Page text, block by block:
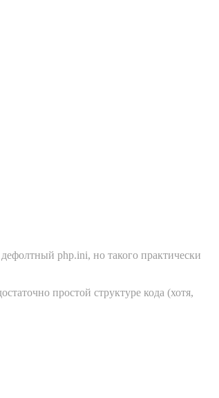
php.ini, но такого практически
простой структуре кода (хотя,